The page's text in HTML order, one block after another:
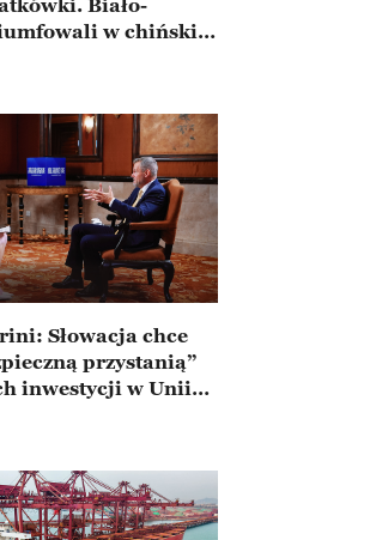
Biało-
w chińskim
Słowacja chce
przystanią”
inwestycji w Unii